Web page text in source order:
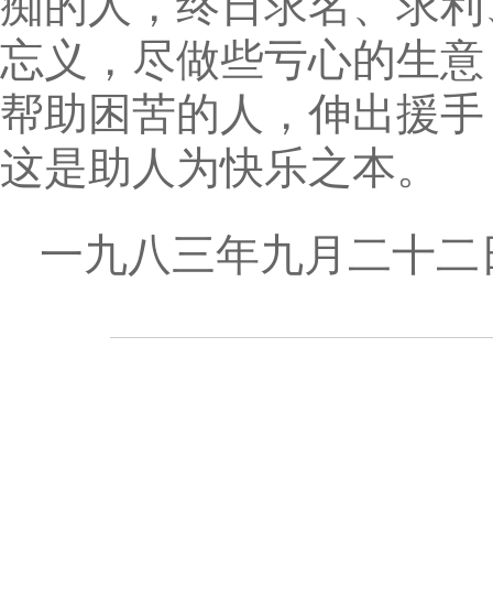
忘义，尽做些亏心的生
帮助困苦的人，伸出援
这是助人为快乐之本。
一九八三年九月二十二